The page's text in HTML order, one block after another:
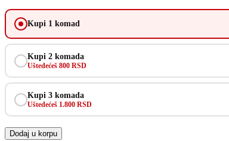
Kupi 1 komad
Kupi 2 komada
Uštedećeš 800 RSD
Kupi 3 komada
Uštedećeš 1.800 RSD
Dodaj u korpu